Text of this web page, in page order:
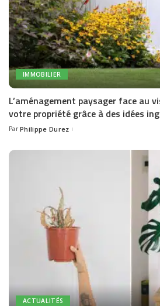
IMMOBILIER
L’aménagement paysager face au
votre propriété grâce à des idées
Posted
Par Philippe Durez
ACTUALITÉS